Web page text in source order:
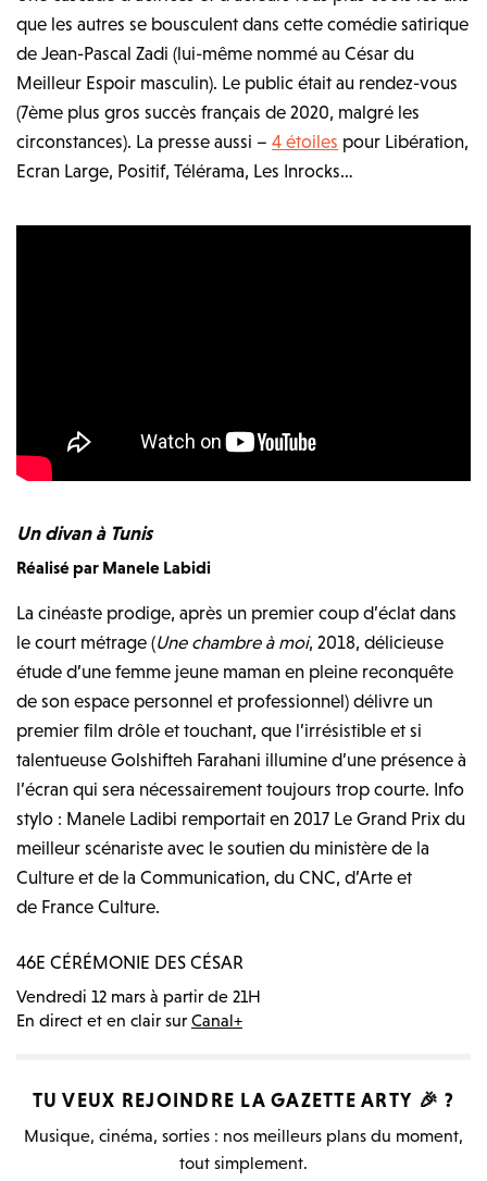
que les autres se bousculent dans cette comédie satirique
de Jean-Pascal Zadi (lui-même nommé au César du
Meilleur Espoir masculin). Le public était au rendez-vous
(7ème plus gros succès français de 2020, malgré les
circonstances). La presse aussi –4 étoiles pour Libération,
Ecran Large, Positif, Télérama, Les Inrocks…
Un divan à Tunis
Réalisé par Manele Labidi
La cinéaste prodige, après un premier coup d’éclat dans
le court métrage (Une chambre à moi, 2018, délicieuse
étude d’une femme jeune maman en pleine reconquête
de son espace personnel et professionnel) délivre un
premier film drôle et touchant, que l’irrésistible et si
talentueuse Golshifteh Farahani illumine d’une présence à
l’écran qui sera nécessairement toujours trop courte. Info
stylo : Manele Ladibi remportait en 2017 Le Grand Prix du
meilleur scénariste avec le soutien du ministère de la
Culture et de la Communication, du CNC, d’Arte et
de France Culture.
46E CÉRÉMONIE DES CÉSAR
Vendredi 12 mars à partir de 21H
En direct et en clair sur Canal+
TU VEUX REJOINDRE LAGAZETTE ARTY 🎉 ?
Musique, cinéma, sorties : nos meilleurs plans du moment,
tout simplement.